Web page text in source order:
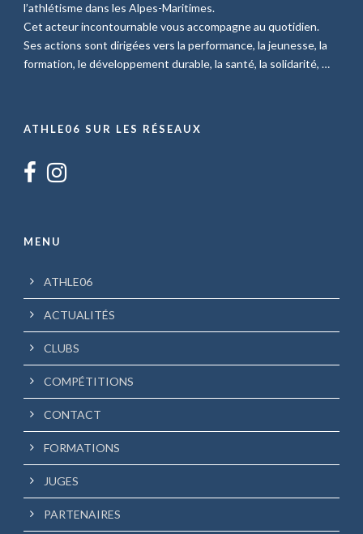
l’athlétisme dans les Alpes-Maritimes.
Cet acteur incontournable vous accompagne au quotidien.
Ses actions sont dirigées vers la performance, la jeunesse, la
formation, le développement durable, la santé, la solidarité, …
ATHLE06 SUR LES RÉSEAUX
MENU
ATHLE06
ACTUALITÉS
CLUBS
COMPÉTITIONS
CONTACT
FORMATIONS
JUGES
PARTENAIRES